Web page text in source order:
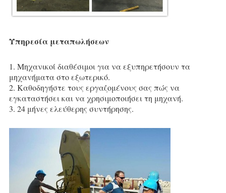
Υπηρεσία μεταπωλήσεων
1. Μηχανικοί διαθέσιμοι για να εξυπηρετήσουν τα
μηχανήματα στο εξωτερικό.
2. Καθοδηγήστε τους εργαζομένους σας πώς να
εγκαταστήσει και να χρησιμοποιήσει τη μηχανή.
3. 24 μήνες ελεύθερης συντήρησης.